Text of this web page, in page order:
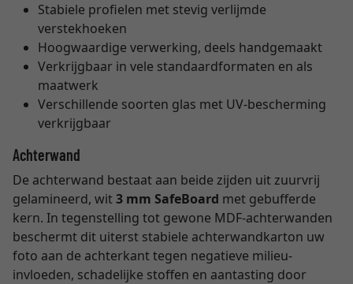
Stabiele profielen met stevig verlijmde
verstekhoeken
Hoogwaardige verwerking, deels handgemaakt
Verkrijgbaar in vele standaardformaten en als
maatwerk
Verschillende soorten glas met UV-bescherming
verkrijgbaar
Achterwand
De achterwand bestaat aan beide zijden uit zuurvrij
gelamineerd, wit3 mm SafeBoard met gebufferde
kern. In tegenstelling tot gewone MDF-achterwanden
beschermt dit uiterst stabiele achterwandkarton uw
foto aan de achterkant tegen negatieve milieu-
invloeden, schadelijke stoffen en aantasting door